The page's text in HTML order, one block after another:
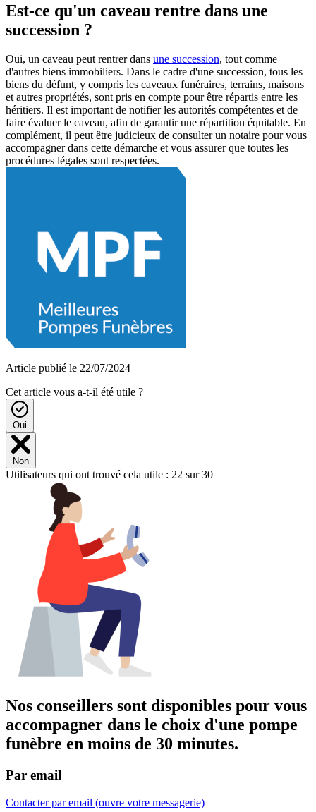
Est-ce qu'un caveau rentre dans une
succession ?
Oui, un caveau peut rentrer dans une succession, tout comme
d'autres biens immobiliers. Dans le cadre d'une succession, tous les
biens du défunt, y compris les caveaux funéraires, terrains, maisons
et autres propriétés, sont pris en compte pour être répartis entre les
héritiers. Il est important de notifier les autorités compétentes et de
faire évaluer le caveau, afin de garantir une répartition équitable. En
complément, il peut être judicieux de consulter un notaire pour vous
accompagner dans cette démarche et vous assurer que toutes les
procédures légales sont respectées.
Article publié le 22/07/2024
Cet article vous a-t-il été utile ?
Oui
Non
Utilisateurs qui ont trouvé cela utile : 22 sur 30
Nos conseillers sont disponibles pour vous
accompagner dans le choix d'une pompe
funèbre en moins de 30 minutes.
Par email
Contacter par email (ouvre votre messagerie)